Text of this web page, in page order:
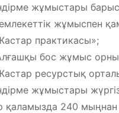
жұмыстары
жұмыспен
практикасы»;
бос жұмыс
ресурстық
жұмыстары
қаламызда 240